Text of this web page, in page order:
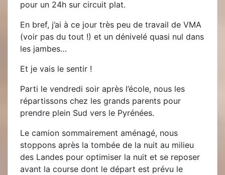
pour un 24h sur circuit plat.
En bref, j’ai à ce jour très peu de travail de VMA
(voir pas du tout !) et un dénivelé quasi nul dans
les jambes…
Et je vais le sentir !
Parti le vendredi soir après l’école, nous les
répartissons chez les grands parents pour
prendre plein Sud vers le Pyrénées.
Le camion sommairement aménagé, nous
stoppons après la tombée de la nuit au milieu
des Landes pour optimiser la nuit et se reposer
avant la course dont le départ est prévu le